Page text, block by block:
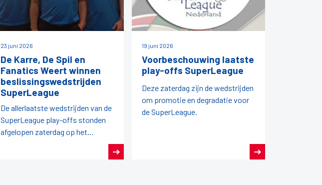
23 juni 2026
De Karre, De Spil en
Fanatics Weert winnen
beslissingswedstrijden
SuperLeague
De allerlaatste wedstrijden van de
SuperLeague play-offs stonden
afgelopen zaterdag op het
19 juni 2026
Voorbeschouwing laatste
play-offs SuperLeague
Deze zaterdag zijn de wedstrijden
om promotie en degradatie voor
de SuperLeague.